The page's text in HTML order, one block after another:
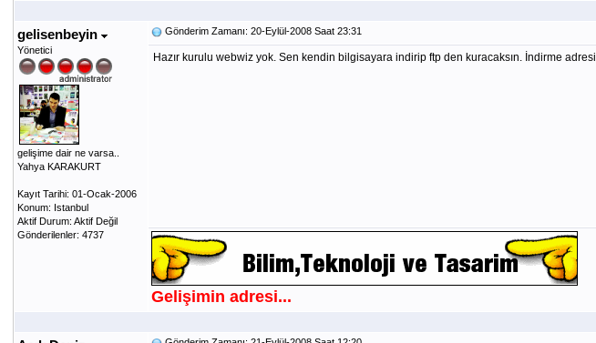
gelisenbeyin
Yönetici
gelişime dair ne varsa..
Yahya KARAKURT
Kayıt Tarihi: 01-Ocak-2006
Konum: Istanbul
Aktif Durum: Aktif Değil
Gönderilenler: 4737
Gönderim Zamanı: 20-Eylül-2008 Saat 23:31
Hazır kurulu webwiz yok. Sen kendin bilgisayara indirip ftp den kuracaksın. İndirme adresi
Gelişimin adresi...